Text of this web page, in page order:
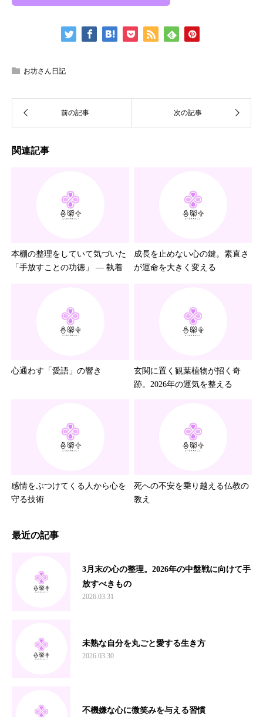
お坊さん日記
関連記事
本棚の整理をしていて気づいた
「手放すことの功徳」 ― 執...
成長を止めない心の鍵。素直さ
が運命を大きく変える
心通わす「愛語」の響き
玄関に置く観葉植物が招く奇
跡。2026年の運気を整える
感情をぶつけてくる人から心を
守る技術
死への不安を乗り越える仏教の
教え
最近の記事
3月末の心の整理。2026年の中盤戦に向けて手
放すべきもの
2026.03.31
未熟な自分を丸ごと愛する生き方
2026.03.30
不機嫌な心に微笑みを与える習慣